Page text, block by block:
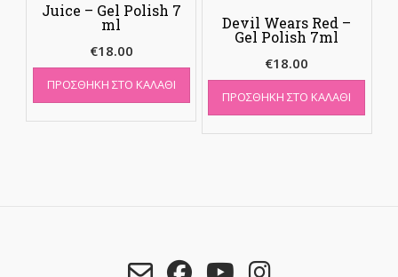
Juice – Gel Polish 7
ml
€18.00
ΠΡΟΣΘΉΚΗ ΣΤΟ ΚΑΛΆΘΙ
Devil Wears Red –
Gel Polish 7ml
€18.00
ΠΡΟΣΘΉΚΗ ΣΤΟ ΚΑΛΆΘΙ